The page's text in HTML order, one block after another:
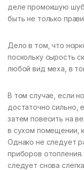
деле промокшую
быть не только
Дело в том, что
поскольку сырость
любой вид меха, в
В том случае, если
достаточно сильно,
затем повесить на
в сухом помещении,
Однако не следует
приборов
следует снова